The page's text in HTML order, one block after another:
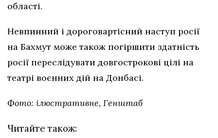
області.
Невпинний і дороговартісний наступ росії
на Бахмут може також погіршити здатність
росії переслідувати довгострокові цілі на
театрі воєнних дій на Донбасі.
Фото: ілюстративне, Генштаб
Читайте також: